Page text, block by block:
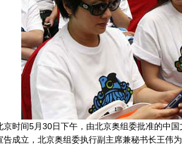
京时间5月30日下午，由北京奥组委批准的中
告成立，北京奥组委执行副主席兼秘书长王伟